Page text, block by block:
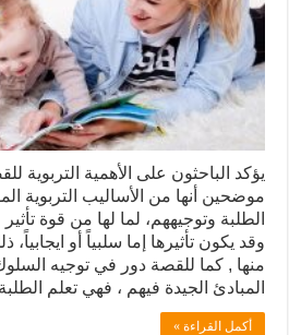
يؤكد الباحثون على الأهمية التربوية
موضحين أنها من الأساليب التربوية
الطلبة وتوجيههم، لما لها من قوة
وقد يكون تأثيرها إما سلبياً أو
منها , كما للقصة دور في توجيه
المبادئ الجيدة فيهم ، فهي تعلم
أكمل القراءة »